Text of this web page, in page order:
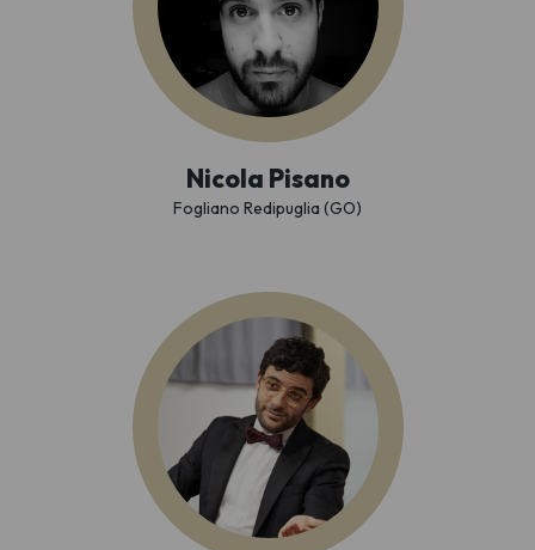
Nicola Pisano
Fogliano Redipuglia (GO)